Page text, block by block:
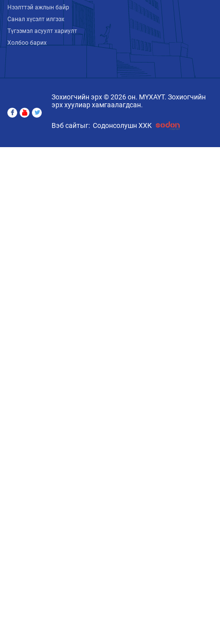
Нээлттэй ажлын байр
Санал хүсэлт илгээх
Түгээмэл асуулт хариулт
Холбоо барих
Зохиогчийн эрх © 2026 он. МҮХАҮТ. Зохиогчийн
эрх хуулиар хамгаалагдсан.
Вэб сайтыг: Содонсолушн ХХК